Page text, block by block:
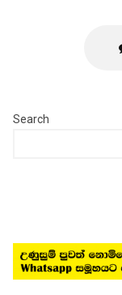
Search